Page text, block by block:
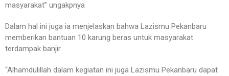
masyarakat” ungakpnya
Dalam hal ini juga ia menjelaskan bahwa Lazismu Pekanbaru
memberikan bantuan 10 karung beras untuk masyarakat
terdampak banjir
“Alhamdulillah dalam kegiatan ini juga Lazismu Pekanbaru dapat